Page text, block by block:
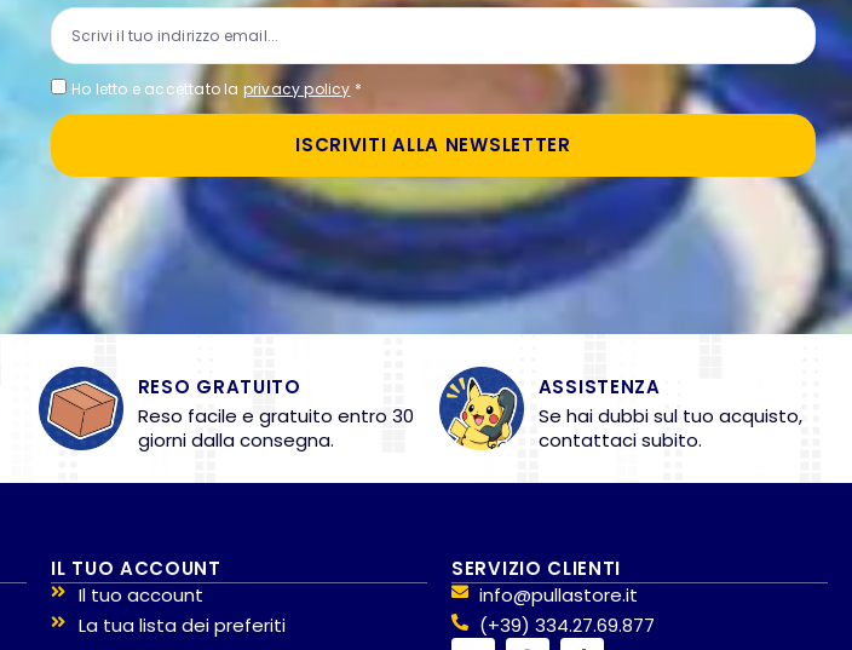
Ho letto e accettato la privacy policy *
ISCRIVITI ALLA NEWSLETTER
RESO GRATUITO
Reso facile e gratuito entro 30
giorni dalla consegna.
ASSISTENZA
Se hai dubbi sul tuo acquisto,
contattaci subito.
IL TUO ACCOUNT
Il tuo account
La tua lista dei preferiti
SERVIZIO CLIENTI
info@pullastore.it
(+39) 334.27.69.877